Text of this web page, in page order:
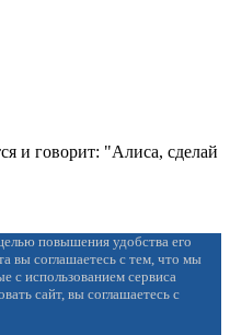
и говорит: "Алиса, сделай
повышения удобства его
вы соглашаетесь с тем, что мы
с использованием сервиса
сайт, вы соглашаетесь с